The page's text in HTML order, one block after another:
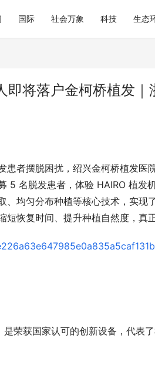
国际 社会万象 科技 生态
即将落户金柯桥植发
患者摆脱困扰，绍兴金柯桥植发医
5 名脱发患者，体验 HAIRO 植发
均匀分布种植等核心技术，实现
恢复时间、提升种植自然度，真
荣获国家认可的创新设备，代表了